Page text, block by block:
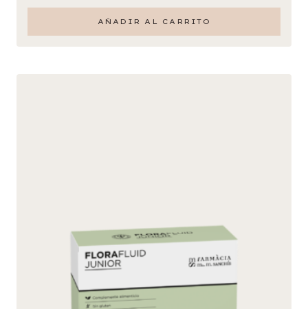
AÑADIR AL CARRITO